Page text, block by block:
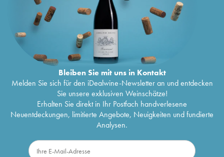
Bleiben Sie mit uns in Kontakt
Melden Sie sich für den iDealwine-Newsletter an und entdecken
Sie unsere exklusiven Weinschätze!
Erhalten Sie direkt in Ihr Postfach handverlesene
Neuentdeckungen, limitierte Angebote, Neuigkeiten und fundierte
Analysen.